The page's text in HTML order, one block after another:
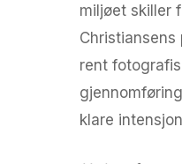
miljøet skiller
Christiansens
rent
klare